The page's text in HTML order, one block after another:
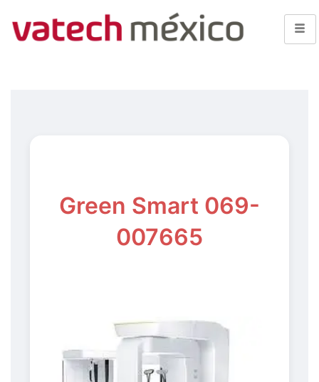
Green Smart 069-
007665